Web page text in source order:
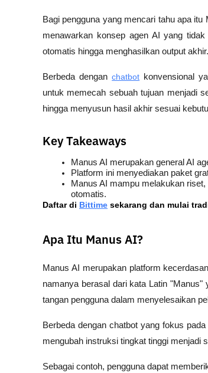
Bagi pengguna yang mencari tahu apa
menawarkan konsep agen AI yang
otomatis hingga menghasilkan output akhir.
Berbeda dengan chatbot konvensional
untuk memecah sebuah tujuan menjadi
hingga menyusun hasil akhir sesuai
Key Takeaways
Manus AI merupakan general AI
Platform ini menyediakan paket
Manus AI mampu melakukan
otomatis.
Daftar di Bittime sekarang dan mulai
Apa Itu Manus AI?
Manus AI merupakan platform
namanya berasal dari kata Latin "Manus"
tangan pengguna dalam menyelesaikan
Berbeda dengan chatbot yang fokus
mengubah instruksi tingkat tinggi menjadi
Sebagai contoh, pengguna dapat